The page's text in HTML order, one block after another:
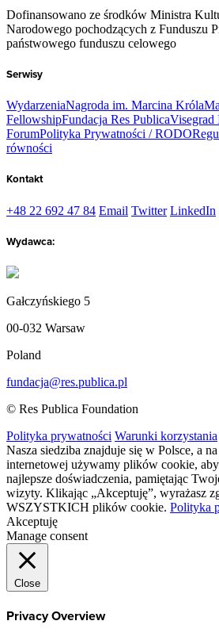
Dofinansowano ze środków Ministra
Narodowego pochodzących z Funduszu
państwowego funduszu celowego
Serwisy
WydarzeniaNagroda im. Marcina Króla
FellowshipFundacja Res PublicaVisegrad
ForumPolityka Prywatności / RODO
równości
Kontakt
+48 22 692 47 84 Email Twitter LinkedIn
Wydawca:
Gałczyńskiego 5
00-032 Warsaw
Poland
fundacja@res.publica.pl
© Res Publica Foundation
Polityka prywatności Warunki korzystania
Nasza siedziba znajduje się w Polsce, a
internetowej używamy plików cookie,
najlepsze doświadczenia, pamiętając
wizyty. Klikając „Akceptuję”, wyrażasz
WSZYSTKICH plików cookie. Polityka
Akceptuję
Manage consent
Close
Privacy Overview